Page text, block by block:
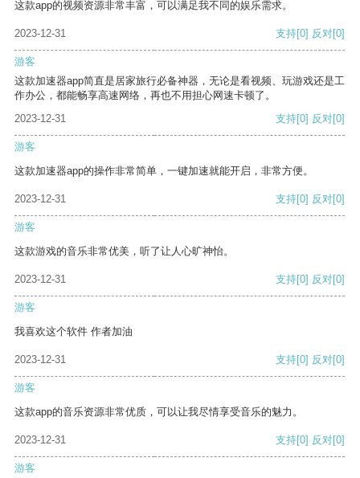
这款app的视频资源非常丰富，可以满足我不同的娱乐需求。
2023-12-31 支持[0] 反对[0]
游客
这款加速器app简直是居家旅行必备神器，无论是看视频、玩游戏还是工
作办公，都能畅享高速网络，再也不用担心网速卡顿了。
2023-12-31
支持[0] 反对[0]
游客
这款加速器app的操作非常简单，一键加速就能开启，非常方便。
2023-12-31 支持[0] 反对[0]
游客
这款游戏的音乐非常优美，听了让人心旷神怡。
2023-12-31 支持[0] 反对[0]
游客
我喜欢这个软件 作者加油
2023-12-31 支持[0] 反对[0]
游客
这款app的音乐资源非常优质，可以让我尽情享受音乐的魅力。
2023-12-31 支持[0] 反对[0]
游客